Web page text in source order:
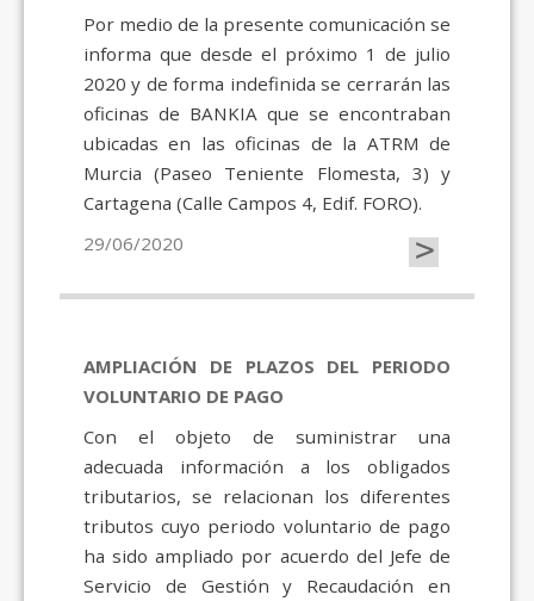
Por medio de la presente comunicación se
informa que desde el próximo 1 de julio
2020 y de forma indefinida se cerrarán las
oficinas de BANKIA que se encontraban
ubicadas en las oficinas de la ATRM de
Murcia (Paseo Teniente Flomesta, 3) y
Cartagena (Calle Campos 4, Edif. FORO).
29/06/2020
>
AMPLIACIÓN DE PLAZOS DEL PERIODO
VOLUNTARIO DE PAGO
Con el objeto de suministrar una
adecuada información a los obligados
tributarios, se relacionan los diferentes
tributos cuyo periodo voluntario de pago
ha sido ampliado por acuerdo del Jefe de
Servicio de Gestión y Recaudación en